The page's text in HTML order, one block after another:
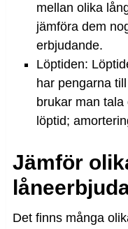
mellan olika
jämföra dem
erbjudande.
Löptiden:
har pengarna
brukar man
löptid;
Jämför
Det finns många